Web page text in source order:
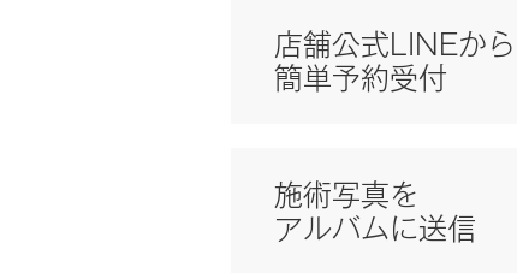
店舗公式LINEから
簡単予約受付
施術写真を
アルバムに送信